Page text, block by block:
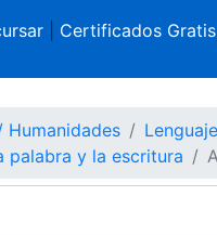
| Certificados Gratis
Humanidades
Lenguaje
palabra y la escritura